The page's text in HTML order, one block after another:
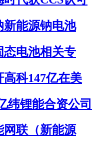
新能源钠电池
态电池相关专
科147亿在美
纬锂能合资公司
网联（新能源